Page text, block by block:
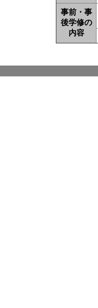
事前・事
後学修の
内容